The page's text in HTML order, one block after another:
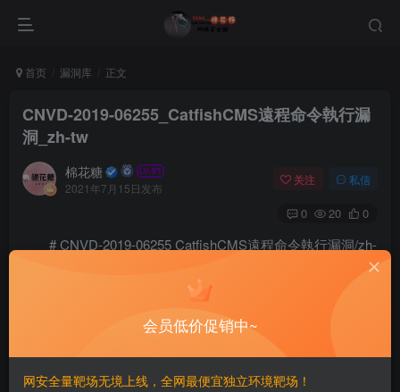
首页 漏洞库 正文
CNVD-2019-06255_CatfishCMS遠程命令執行漏
洞_zh-tw
棉花糖
2021年7月15日发布
关注 私信
0 20 0
# CNVD-2019-06255 CatfishCMS遠程命令執行漏洞/zh-
会员低价促销中~
网安全量靶场无境上线，全网最便宜独立环境靶场！